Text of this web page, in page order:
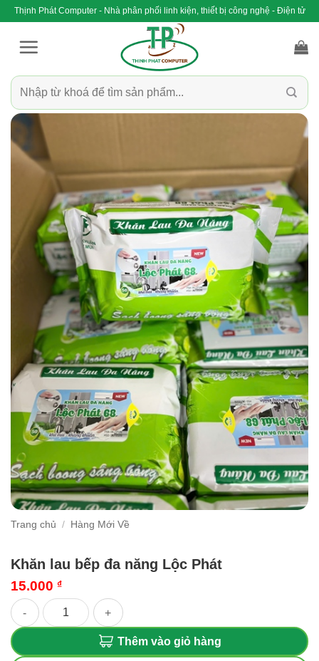
qua
Thịnh Phát Computer - Nhà phân phối linh kiện, thiết bị công nghệ - Điện tử
Tìm
kiếm:
Trang chủ / Hàng Mới Về
Khăn lau bếp đa năng Lộc Phát
15.000 ₫
Khăn lau bếp đa năng Lộc Phát số lượng
Thêm vào giỏ hàng